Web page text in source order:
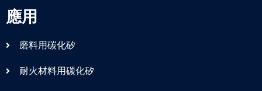
應用
磨料用碳化矽
耐火材料用碳化矽